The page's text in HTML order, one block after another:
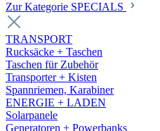
Zur Kategorie SPECIALS
TRANSPORT
Rucksäcke + Taschen
Taschen für Zubehör
Transporter + Kisten
Spannriemen, Karabiner
ENERGIE + LADEN
Solarpanele
Generatoren + Powerbanks